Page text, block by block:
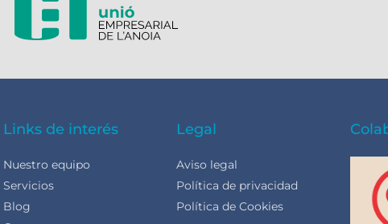
Links de interés
Nuestro equipo
Servicios
Blog
Legal
Aviso legal
Política de privacidad
Política de Cookies